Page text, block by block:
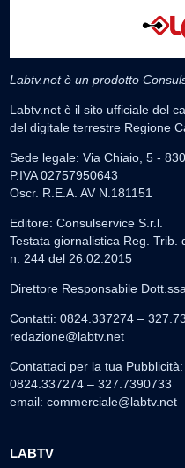
Labtv.net è un prodotto
Labtv.net è il sito ufficiale del
del digitale terrestre Regione
Sede legale: Via Chiaio, 5 -
P.IVA 02757950643
Oscr. R.E.A. AV N.181151
Editore: Consulservice S.r.l.
Testata giornalistica Reg. Trib.
n. 244 del 26.02.2015
Direttore Responsabile
Contatti: 0824.337274 –
redazione@labtv.net
Contattaci per la tua Pubblicità:
0824.337274 – 327.7390733
email: commerciale@labtv.net
LABTV